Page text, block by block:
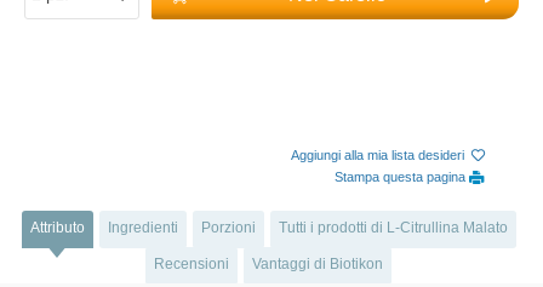
Aggiungi alla mia lista desideri
Stampa questa pagina
Attributo Ingredienti Porzioni Tutti i prodotti di L-Citrullina Malato
Recensioni Vantaggi di Biotikon